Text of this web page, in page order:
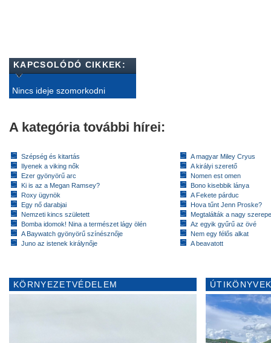
KAPCSOLÓDÓ CIKKEK:
Nincs ideje szomorkodni
A kategória további hírei:
Szépség és kitartás
Ilyenek a viking nők
Ezer gyönyörű arc
Ki is az a Megan Ramsey?
Roxy ügynök
Egy nő darabjai
Nemzeti kincs született
Bomba idomok! Nina a természet lágy ölén
A Baywatch gyönyörű színésznője
Juno az istenek királynője
A magyar Miley Cryus
A királyi szerető
Nomen est omen
Bono kisebbik lánya
A Fekete párduc
Hova tűnt Jenn Proske?
Megtalálták a nagy
Az egyik gyűrű az övé
Nem egy félős alkat
A beavatott
KÖRNYEZETVÉDELEM